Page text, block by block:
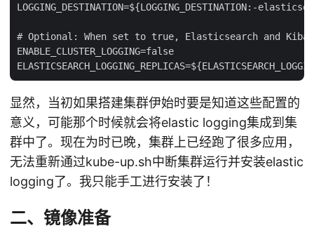
LOGGING_DESTINATION=${LOGGING_DESTINATION:-
# Optional: When set to true, Elasticsearch and
ENABLE_CLUSTER_LOGGING=false
显然，当初如果搭建集群伊始时要是知道这些配置的
意义，可能那个时候就会将elastic logging集成到集
群中了。现在为时已晚，集群上已经跑了很多应用，
无法重新通过kube-up.sh中断集群运行并安装elastic
logging了。我只能手工进行安装了！
二、镜像准备